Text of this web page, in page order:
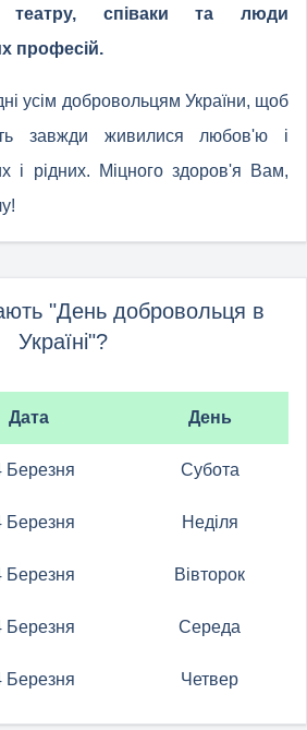
співаки та люди
професій.
усім добровольцям України, щоб
завжди живилися любов'ю і
і рідних. Міцного здоров'я Вам,
"День добровольця в
Україні"?
Дата День
Березня Субота
Березня Неділя
Березня Вівторок
Березня Середа
Березня Четвер